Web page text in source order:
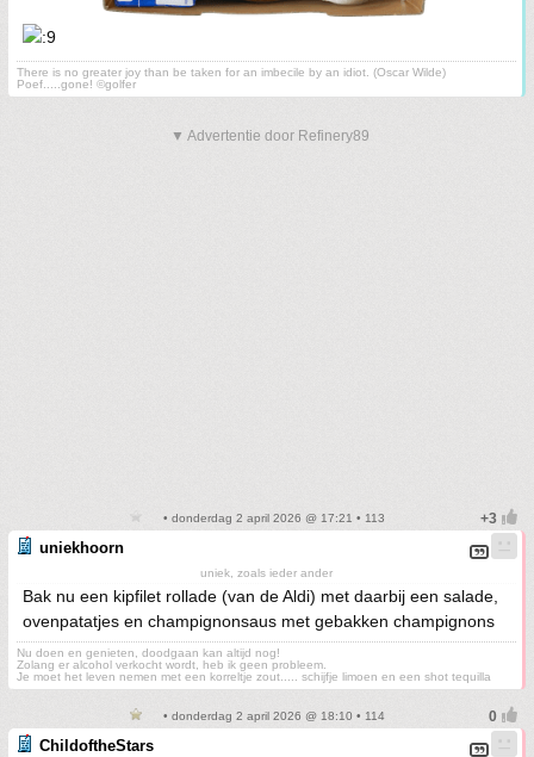
There is no greater joy than be taken for an imbecile by an idiot. (Oscar Wilde)
Poef.....gone! ©golfer
▼ Advertentie door Refinery89
• donderdag 2 april 2026 @ 17:21 • 113
uniekhoorn
uniek, zoals ieder ander
Bak nu een kipfilet rollade (van de Aldi) met daarbij een salade,
ovenpatatjes en champignonsaus met gebakken champignons
Nu doen en genieten, doodgaan kan altijd nog!
Zolang er alcohol verkocht wordt, heb ik geen probleem.
Je moet het leven nemen met een korreltje zout..... schijfje limoen en een shot tequilla
• donderdag 2 april 2026 @ 18:10 • 114
ChildoftheStars